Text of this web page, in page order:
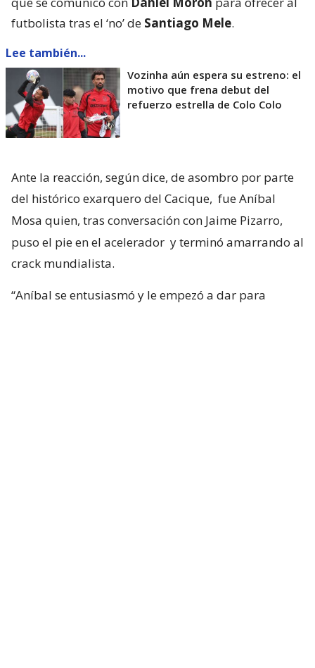
futbolista tras el ‘no’ de Santiago Mele.
Lee también...
Vozinha aún espera su estreno: el
motivo que frena debut del
refuerzo estrella de Colo Colo
Ante la reacción, según dice, de asombro por parte
del histórico exarquero del Cacique, fue Aníbal
Mosa quien, tras conversación con Jaime Pizarro,
puso el pie en el acelerador y terminó amarrando al
crack mundialista.
“Aníbal se entusiasmó y le empezó a dar para